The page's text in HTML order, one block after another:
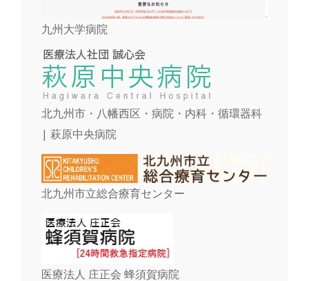
九州大学病院
北九州市・八幡西区・病院・内科・循環器科
| 萩原中央病院
北九州市立総合療育センター
医療法人 庄正会 蜂須賀病院